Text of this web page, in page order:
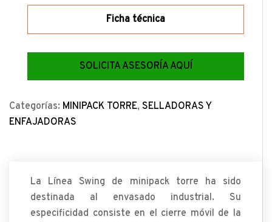
Ficha técnica
SOLICITA ASESORÍA AQUÍ
Categorías: MINIPACK TORRE, SELLADORAS Y
ENFAJADORAS
La Línea Swing de minipack torre ha sido
destinada al envasado industrial. Su
especificidad consiste en el cierre móvil de la